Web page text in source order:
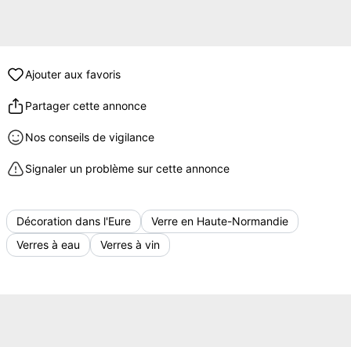
Ajouter aux favoris
Partager cette annonce
Nos conseils de vigilance
Signaler un problème sur cette annonce
Décoration dans l'Eure
Verre en Haute-Normandie
Verres à eau
Verres à vin